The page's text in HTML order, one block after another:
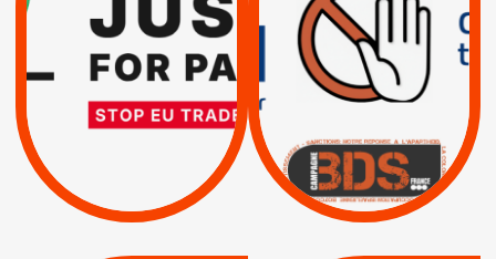
SUSPENSION
TOTALE DE
L’ACCORD
D’ASSOCIATION UE-
ISRAËL
| Actus Pétitions
TRUMP, MACRON :
MÊME COMBAT
| Actus |
| Boycott militaire |
Lettres d'interpellation